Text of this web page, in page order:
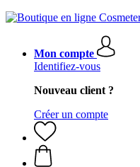
Mon compte
Identifiez-vous
Nouveau client ?
Créer un compte